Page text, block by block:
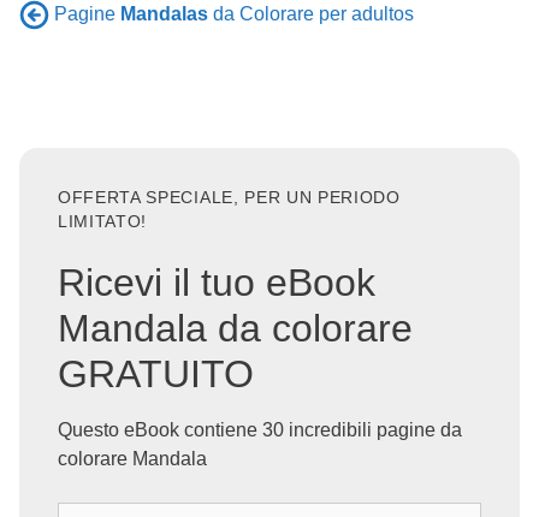
Pagine Mandalas da Colorare per adultos
OFFERTA SPECIALE, PER UN PERIODO
LIMITATO!
Ricevi il tuo eBook
Mandala da colorare
GRATUITO
Questo eBook contiene 30 incredibili pagine da
colorare Mandala